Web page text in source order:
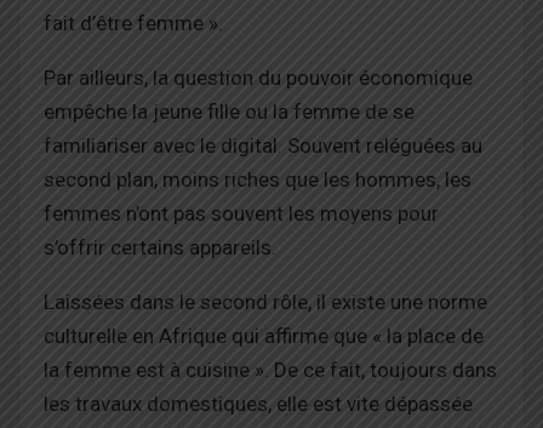
fait d’être femme ».
Par ailleurs, la question du pouvoir économique
empêche la jeune fille ou la femme de se
familiariser avec le digital. Souvent reléguées au
second plan, moins riches que les hommes, les
femmes n’ont pas souvent les moyens pour
s’offrir certains appareils.
Laissées dans le second rôle, il existe une norme
culturelle en Afrique qui affirme que « la place de
la femme est à cuisine ». De ce fait, toujours dans
les travaux domestiques, elle est vite dépassée